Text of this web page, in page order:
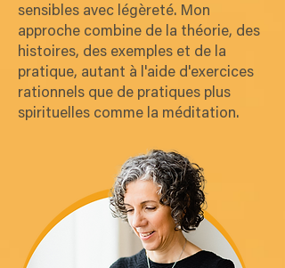
sensibles avec légèreté. Mon
approche combine de la théorie, des
histoires, des exemples et de la
pratique, autant à l'aide d'exercices
rationnels que de pratiques plus
spirituelles comme la méditation.